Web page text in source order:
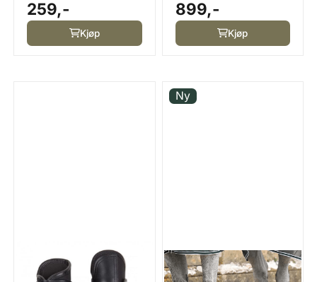
Wine
259,-
Kjøp
Eventing Boots ...
899,-
Kjøp
Ny